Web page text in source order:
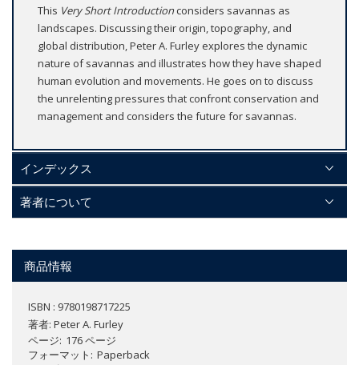
This Very Short Introductionconsiders savannas as
landscapes. Discussing their origin, topography, and
global distribution, Peter A. Furley explores the dynamic
nature of savannas and illustrates how they have shaped
human evolution and movements. He goes on to discuss
the unrelenting pressures that confront conservation and
management and considers the future for savannas.
インデックス
著者について
商品情報
ISBN : 9780198717225
著者: Peter A. Furley
ページ 176 ページ
フォーマット
Paperback